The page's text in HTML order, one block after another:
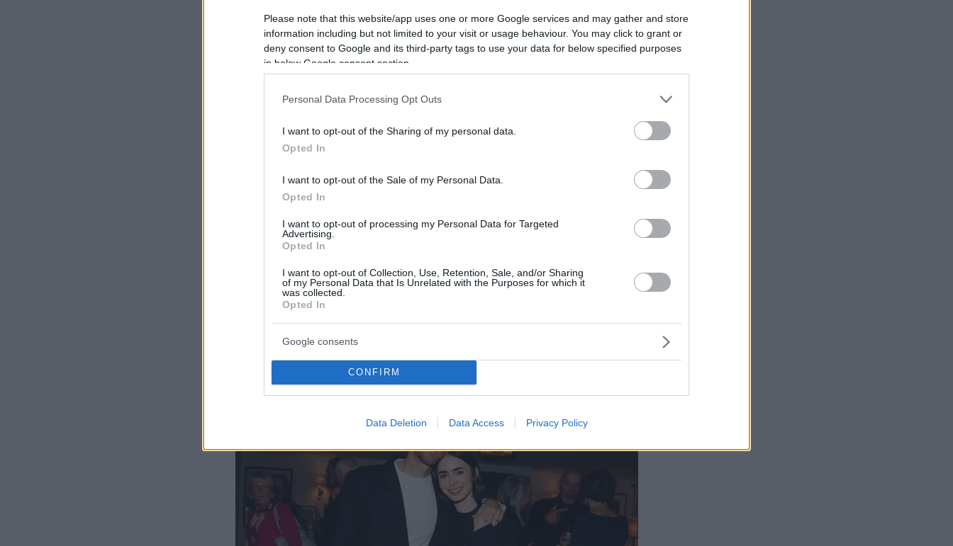
Please note that this website/app uses one or more Google services and may gather and store
information including but not limited to your visit or usage behaviour. You may click to grant or
deny consent to Google and its third-party tags to use your data for below specified purposes
in below Google consent section.
Personal Data Processing Opt Outs
I want to opt-out of the Sharing of my personal data.
Opted In
I want to opt-out of the Sale of my Personal Data.
Opted In
I want to opt-out of processing my Personal Data for Targeted
Advertising.
Opted In
I want to opt-out of Collection, Use, Retention, Sale, and/or Sharing
of my Personal Data that Is Unrelated with the Purposes for which it
was collected.
Opted In
Google consents
CONFIRM
Data Deletion Data Access Privacy Policy
View this post on Instagram